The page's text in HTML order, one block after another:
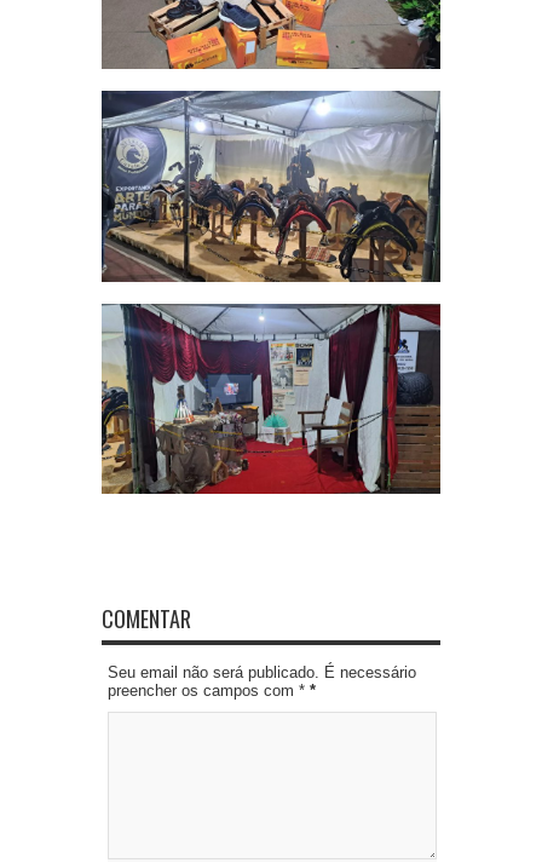
COMENTAR
Seu email não será publicado. É necessário
preencher os campos com * *